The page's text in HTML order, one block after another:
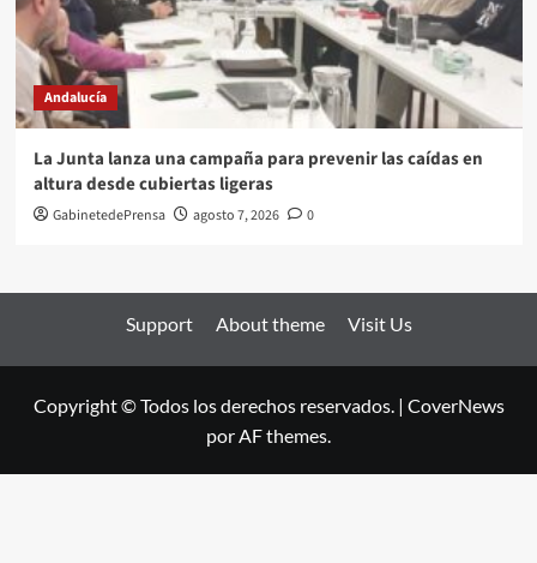
Andalucía
La Junta lanza una campaña para prevenir las caídas en
altura desde cubiertas ligeras
GabinetedePrensa agosto 7, 2026 0
Support About theme Visit Us
Copyright © Todos los derechos reservados. | CoverNews
por AF themes.